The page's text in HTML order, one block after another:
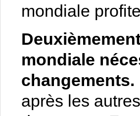
mondiale
mondiale
changements.
après les